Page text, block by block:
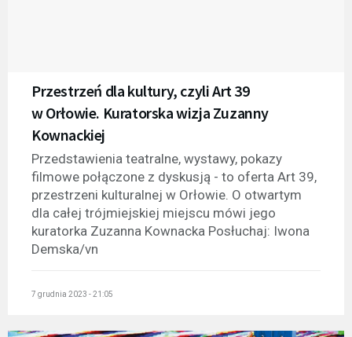
Przestrzeń dla kultury, czyli Art 39
w Orłowie. Kuratorska wizja Zuzanny
Kownackiej
Przedstawienia teatralne, wystawy, pokazy
filmowe połączone z dyskusją - to oferta Art 39,
przestrzeni kulturalnej w Orłowie. O otwartym
dla całej trójmiejskiej miejscu mówi jego
kuratorka Zuzanna Kownacka Posłuchaj: Iwona
Demska/vn
7 grudnia 2023 - 21:05